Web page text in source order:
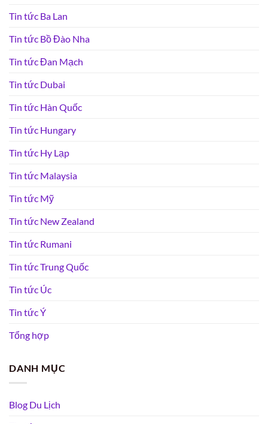
Tin tức Ba Lan
Tin tức Bồ Đào Nha
Tin tức Đan Mạch
Tin tức Dubai
Tin tức Hàn Quốc
Tin tức Hungary
Tin tức Hy Lạp
Tin tức Malaysia
Tin tức Mỹ
Tin tức New Zealand
Tin tức Rumani
Tin tức Trung Quốc
Tin tức Úc
Tin tức Ý
Tổng hợp
DANH MỤC
Blog Du Lịch